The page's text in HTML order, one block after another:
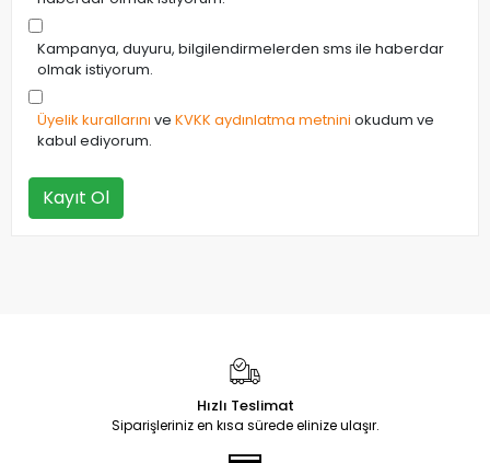
Kampanya, duyuru, bilgilendirmelerden sms ile haberdar
olmak istiyorum.
Üyelik kurallarını ve KVKK aydınlatma metnini okudum ve
kabul ediyorum.
Kayıt Ol
Hızlı Teslimat
Siparişleriniz en kısa sürede elinize ulaşır.